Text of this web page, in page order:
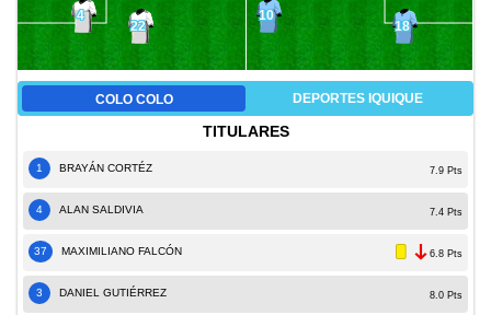
4
22 18
10
COLO COLO DEPORTES IQUIQUE
TITULARES
1 BRAYÁN CORTÉZ 7.9 Pts
4 ALAN SALDIVIA 7.4 Pts
37 MAXIMILIANO FALCÓN 6.8 Pts
3 DANIEL GUTIÉRREZ 8.0 Pts